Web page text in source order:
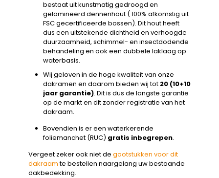
bestaat uit kunstmatig gedroogd en
gelamineerd dennenhout ( 100% afkomstig uit
FSC gecertificeerde bossen). Dit hout heeft
dus een uitstekende dichtheid en verhoogde
duurzaamheid, schimmel- en insectdodende
behandeling en ook een dubbele laklaag op
waterbasis.
Wij geloven in de hoge kwaliteit van onze
dakramen en daarom bieden wij tot 20 (10+10
jaar garantie). Dit is dus de langste garantie
op de markt en dit zonder registratie van het
dakraam.
Bovendien is er een waterkerende
foliemanchet (RUC) gratis inbegrepen.
Vergeet zeker ook niet de gootstukken voor dit
dakraamte bestellen naargelang uw bestaande
dakbedekking.